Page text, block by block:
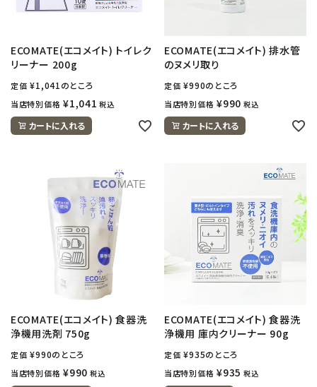
ECOMATE(エコメイト) トイレク
リーナー 200g
定価 ¥1,041のところ
当店特別価格 ¥1,041 税込
カートに入れる
ECOMATE(エコメイト) 排水管
のヌメリ取り
定価 ¥990のところ
当店特別価格 ¥990 税込
カートに入れる
ECOMATE(エコメイト) 食器洗
浄機用洗剤 750g
定価 ¥990のところ
当店特別価格 ¥990 税込
ECOMATE(エコメイト) 食器洗
浄機用 庫内クリーナー 90g
定価 ¥935のところ
当店特別価格 ¥935 税込